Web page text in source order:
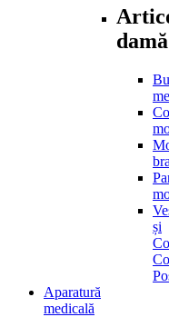
damă
și
Aparatură
medicală